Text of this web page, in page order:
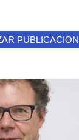
PUBLICACION